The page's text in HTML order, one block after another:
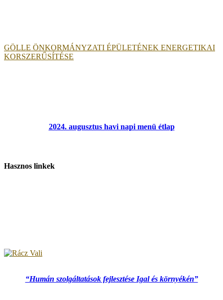
GÖLLE ÖNKORMÁNYZATI ÉPÜLETÉNEK ENERGETIKAI
KORSZERŰSÍTÉSE
2024. augusztus havi napi menü étlap
Hasznos linkek
“Humán szolgáltatások fejlesztése Igal és környékén”